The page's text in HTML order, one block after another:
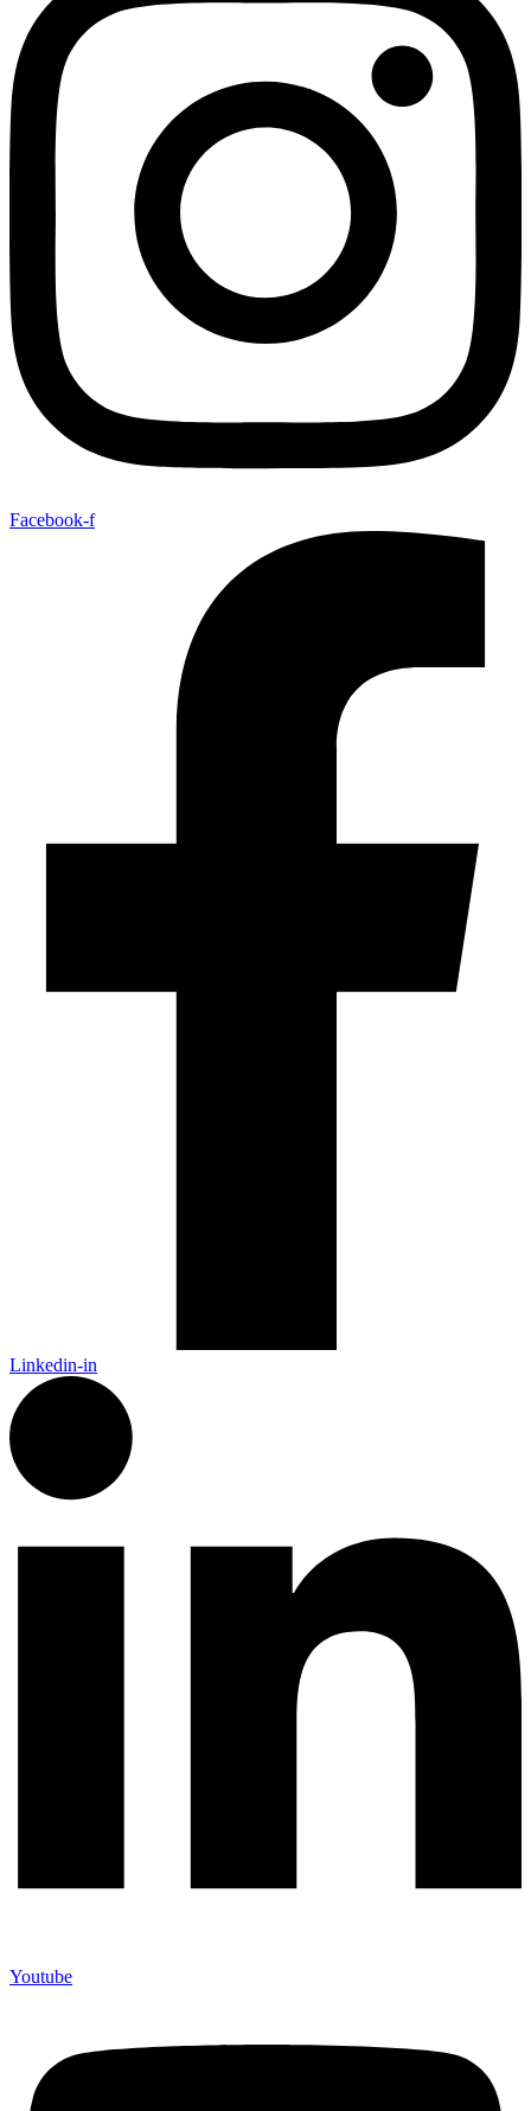
Facebook-f
Linkedin-in
Youtube